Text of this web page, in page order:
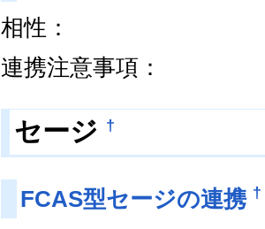
相性：
連携注意事項：
セージ †
FCAS型セージの連携 †